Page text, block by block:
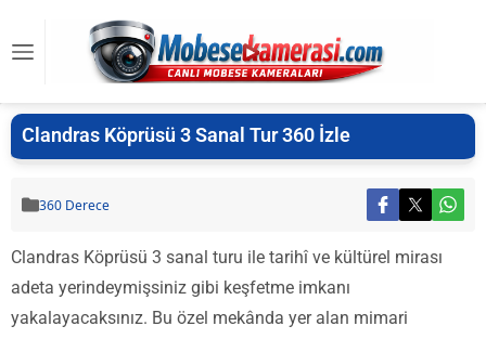
Clandras Köprüsü 3 Sanal Tur 360 İzle
360 Derece
Clandras Köprüsü 3 sanal turu ile tarihî ve kültürel mirası
adeta yerindeymişsiniz gibi keşfetme imkanı
yakalayacaksınız. Bu özel mekânda yer alan mimari